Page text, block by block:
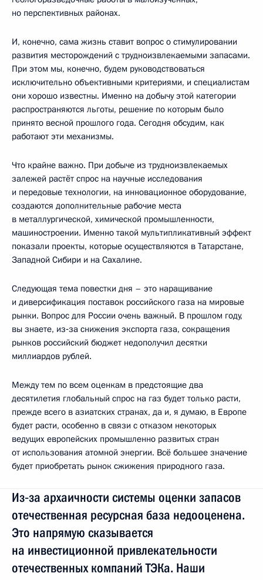
но перспективных районах.
И, конечно, сама жизнь ставит вопрос о стимулировании
развития месторождений с трудноизвлекаемыми запасами.
При этом мы, конечно, будем руководствоваться
исключительно объективными критериями, и специалистам
они хорошо известны. Именно на добычу этой категории
распространяются льготы, решение по которым было
принято весной прошлого года. Сегодня обсудим, как
работают эти механизмы.
Что крайне важно. При добыче из трудноизвлекаемых
залежей растёт спрос на научные исследования
и передовые технологии, на инновационное оборудование,
создаются дополнительные рабочие места
в металлургической, химической промышленности,
машиностроении. Именно такой мультипликативный эффект
показали проекты, которые осуществляются в Татарстане,
Западной Сибири и на Сахалине.
Следующая тема повестки дня – это наращивание
и диверсификация поставок российского газа на мировые
рынки. Вопрос для России очень важный. В прошлом году,
вы знаете, из‑за снижения экспорта газа, сокращения
рынков российский бюджет недополучил десятки
миллиардов рублей.
Между тем по всем оценкам в предстоящие два
десятилетия глобальный спрос на газ будет только расти,
прежде всего в азиатских странах, да и, я думаю, в Европе
будет расти, особенно в связи с отказом некоторых
ведущих европейских промышленно развитых стран
от использования атомной энергии. Всё большее значение
будет приобретать рынок сжижения природного газа.
Из‑за архаичности системы оценки запасов
отечественная ресурсная база недооценена.
Это напрямую сказывается
на инвестиционной привлекательности
отечественных компаний ТЭКа. Наши